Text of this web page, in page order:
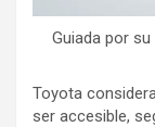
Guiada por
Toyota
ser accesible,